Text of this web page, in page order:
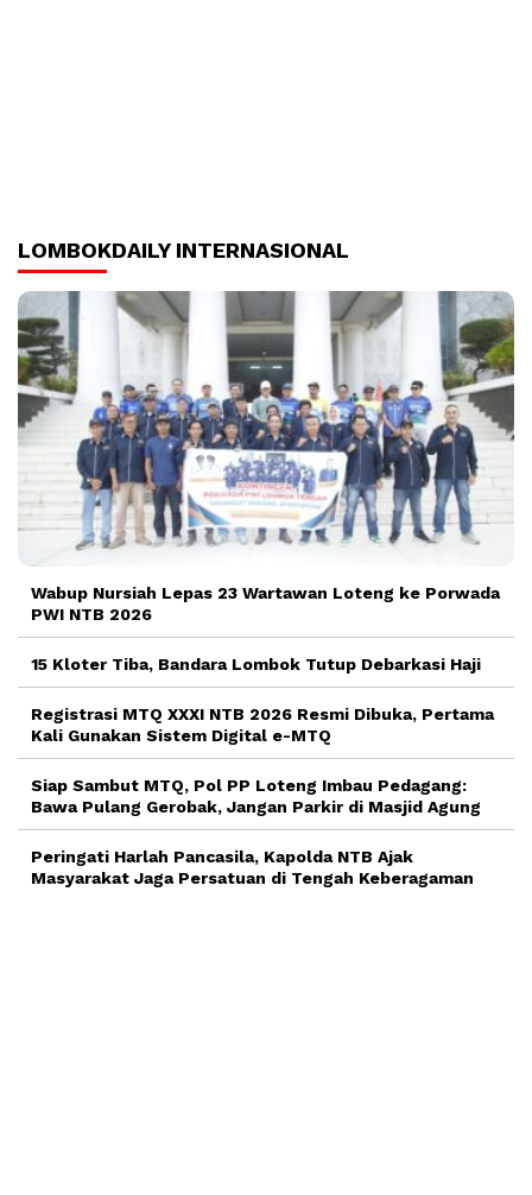
LOMBOKDAILY INTERNASIONAL
Wabup Nursiah Lepas 23 Wartawan Loteng ke Porwada
PWI NTB 2026
15 Kloter Tiba, Bandara Lombok Tutup Debarkasi Haji
Registrasi MTQ XXXI NTB 2026 Resmi Dibuka, Pertama
Kali Gunakan Sistem Digital e-MTQ
Siap Sambut MTQ, Pol PP Loteng Imbau Pedagang:
Bawa Pulang Gerobak, Jangan Parkir di Masjid Agung
Peringati Harlah Pancasila, Kapolda NTB Ajak
Masyarakat Jaga Persatuan di Tengah Keberagaman